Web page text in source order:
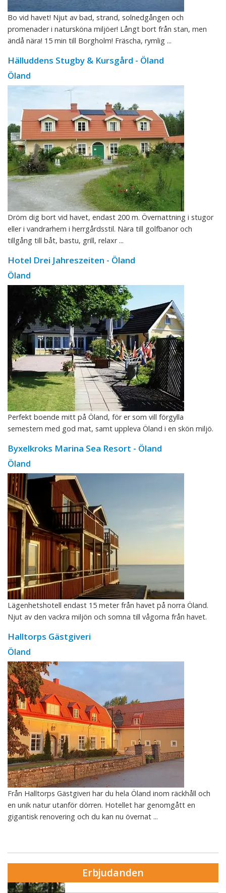
Bo vid havet! Njut av bad, strand, solnedgången och
promenader i natursköna miljöer! Långt bort från stan, men
ändå nära! 15 min till Borgholm! Fräscha, rymlig ...
Hälluddens Stugby & Kursgård - Öland
Öland
Dröm dig bort vid havet, endast 200 m. Övernattning i stugor
eller i vandrarhem i herrgårdsstil. Nära till golfbanor och
tillgång till båt, bastu, grill, relaxr ...
Hotel Drei Jahreszeiten - Öland
Öland
Perfekt boende mitt på Öland, för er som vill förgylla
semestern med god mat, samt uppleva Öland i en skön miljö.
Byxelkroks Marina Sea Resort - Öland
Öland
Lägenhetshotell endast 15 meter från havet på norra Öland.
Njut av den vackra miljön och somna till vågorna från havet.
Halltorps Gästgiveri
Öland
Från Halltorps Gästgiveri har du hela Öland inom räckhåll och
en unik natur utanför dörren. Hotellet har genomgått en
gigantisk renovering och du kan nu övernat ...
Erbjudanden